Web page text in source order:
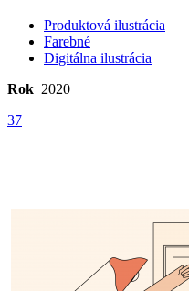
Produktová ilustrácia
Farebné
Digitálna ilustrácia
Rok 2020
37